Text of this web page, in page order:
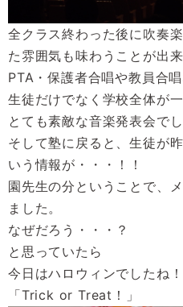
全クラス終わった後に吹奏
た雰囲気も味わうことが出
PTA・保護者合唱や教員合唱
生徒だけでなく学校全体が
とても素敵な音楽発表会でし
そして塾に戻ると、生徒が
いう情報が・・・！！
園先生の分ということで、
ました。
なぜだろう・・・？
と思っていたら
今日はハロウィンでしたね！
「Trick or Treat！」